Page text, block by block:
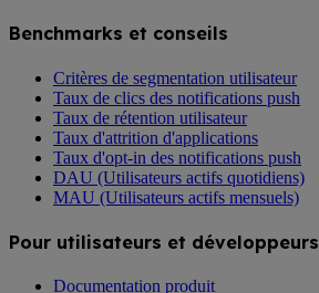
Benchmarks et conseils
Critères de segmentation utilisateur
Taux de clics des notifications push
Taux de rétention utilisateur
Taux d'attrition d'applications
Taux d'opt-in des notifications push
DAU (Utilisateurs actifs quotidiens)
MAU (Utilisateurs actifs mensuels)
Pour utilisateurs et développeurs
Documentation produit